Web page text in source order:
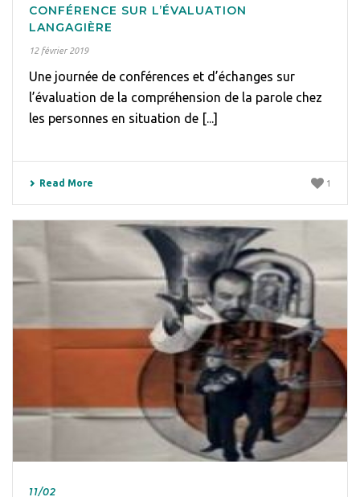
CONFÉRENCE SUR L’ÉVALUATION
LANGAGIÈRE
12 février 2019
Une journée de conférences et d’échanges sur
l’évaluation de la compréhension de la parole chez
les personnes en situation de [...]
Read More 1
11/02